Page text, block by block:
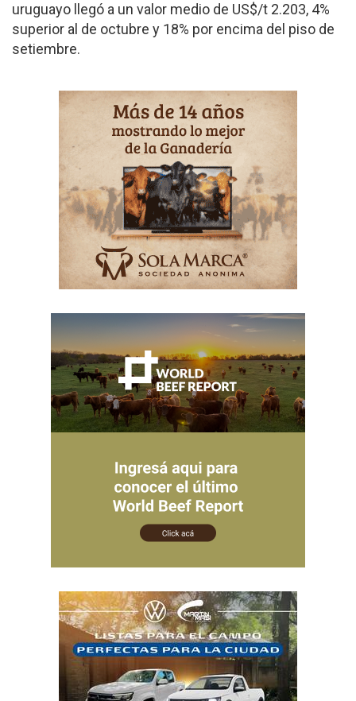
uruguayo llegó a un valor medio de US$/t 2.203, 4%
superior al de octubre y 18% por encima del piso de
setiembre.